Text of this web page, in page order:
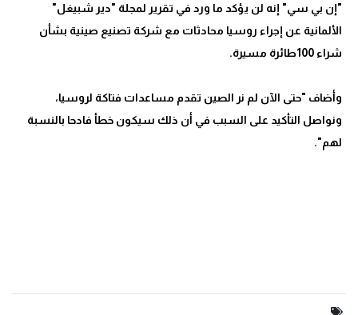
"إن بي سي" إنه لن يؤكد ما ورد في تقرير لمجلة "دير شبيغل"
الألمانية عن إجراء روسيا محادثات مع شركة تصنيع صينية بشأن
وأضاف "حتى الآن لم نر الصين تقدم مساعدات فتاكة لروسيا،
ونواصل التأكيد على السبب في أن ذلك سيكون خطأ فادحا بالنسبة